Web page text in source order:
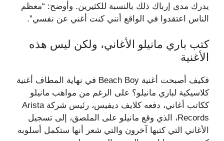
يدرك مدى إرباك ذلك بالنسبة للكثيرين. وأوضح: “معظم
الناس اعتقدوا في الواقع أنني كنت أغني عن نفسي”.
كتب باري مانيلو الأغاني، ولكن ليس هذه
الأغنية
فكيف أصبحت أغنية Beach Boy في نهاية المطاف أغنية
كلاسيكية لباري مانيلو؟ على الرغم من مواهب مانيلو
ككاتب أغاني، دفعه كلايف ديفيس، رئيس شركة Arista
Records، الذي وقع مانيلو على الملصق، إلى تسجيل
الأغاني التي كتبها آخرون والتي شعر أنها ستكمل أسلوبه